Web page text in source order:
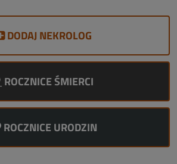
DODAJ NEKROLOG
ROCZNICE ŚMIERCI
ROCZNICE URODZIN